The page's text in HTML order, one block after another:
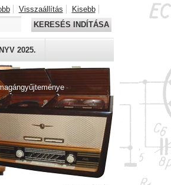
2025.
Visszaállítás
Kisebb
KERESÉS INDÍTÁSA